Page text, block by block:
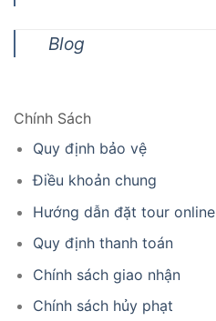
Blog
Chính Sách
Quy định bảo vệ
Điều khoản chung
Hướng dẫn đặt tour online
Quy định thanh toán
Chính sách giao nhận
Chính sách hủy phạt